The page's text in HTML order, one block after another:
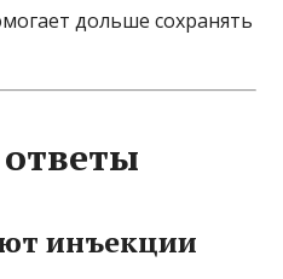
дольше сохранять
инъекции